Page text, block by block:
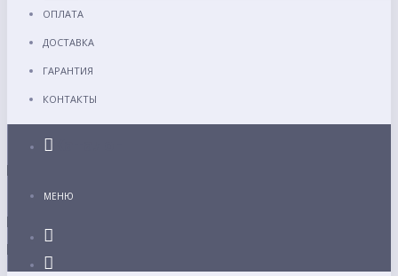
ОПЛАТА
ДОСТАВКА
ГАРАНТИЯ
КОНТАКТЫ
МЕНЮ